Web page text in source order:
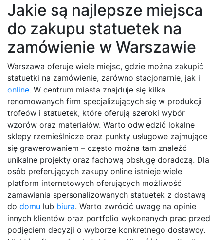
Jakie są najlepsze miejsca
do zakupu statuetek na
zamówienie w Warszawie
Warszawa oferuje wiele miejsc, gdzie można zakupić
statuetki na zamówienie, zarówno stacjonarnie, jak i
online. W centrum miasta znajduje się kilka
renomowanych firm specjalizujących się w produkcji
trofeów i statuetek, które oferują szeroki wybór
wzorów oraz materiałów. Warto odwiedzić lokalne
sklepy rzemieślnicze oraz punkty usługowe zajmujące
się grawerowaniem – często można tam znaleźć
unikalne projekty oraz fachową obsługę doradczą. Dla
osób preferujących zakupy online istnieje wiele
platform internetowych oferujących możliwość
zamawiania spersonalizowanych statuetek z dostawą
do domu lub biura. Warto zwrócić uwagę na opinie
innych klientów oraz portfolio wykonanych prac przed
podjęciem decyzji o wyborze konkretnego dostawcy.